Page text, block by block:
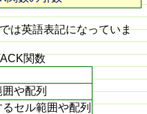
は英語表記になっていま
関数
や配列
セル範囲や配列